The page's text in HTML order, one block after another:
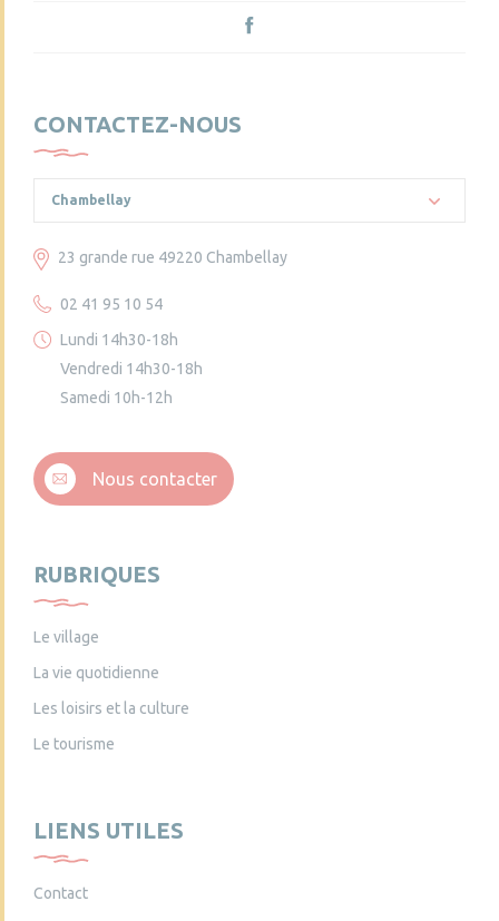
CONTACTEZ-NOUS
Chambellay
23 grande rue 49220 Chambellay
02 41 95 10 54
Lundi 14h30-18h
Vendredi 14h30-18h
Samedi 10h-12h
Nous contacter
RUBRIQUES
Le village
La vie quotidienne
Les loisirs et la culture
Le tourisme
LIENS UTILES
Contact